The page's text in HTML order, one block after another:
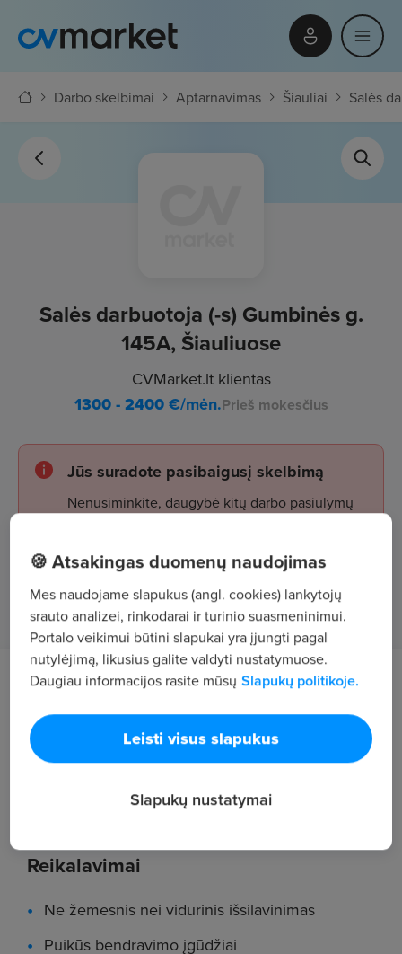
Darbo skelbimai Aptarnavimas Šiauliai Salės
Salės darbuotoja (-s) Gumbinės g.
145A, Šiauliuose
CVMarket.lt klientas
1300 - 2400€/mėn.Prieš mokesčius
Jūs suradote pasibaigusį skelbimą
Nenusiminkite, daugybė kitų darbo pasiūlymų
Žiūrėti skelbimus
Darbo aprašymas
Pareigos - plataus profilio darbuotojas (-a)
Prekių krovimas, tvarkymas
Salės priežiūra
Reikalavimai
Ne žemesnis nei vidurinis išsilavinimas
Puikūs bendravimo įgūdžiai
🍪 Atsakingas duomenų naudojimas
Mes naudojame slapukus (angl. cookies) lankytojų
srauto analizei, rinkodarai ir turinio suasmeninimui.
Portalo veikimui būtini slapukai yra įjungti pagal
nutylėjimą, likusius galite valdyti nustatymuose.
Daugiau informacijos rasite mūsų Slapukų politikoje.
Leisti visus slapukus
Slapukų nustatymai